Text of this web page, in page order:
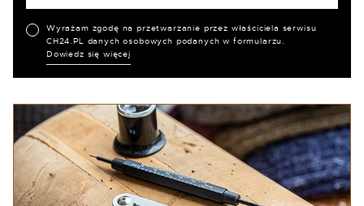
Wyrażam zgodę na przetwarzanie przez właściciela serwisu
CH24.PL danych osobowych podanych w formularzu.
Dowiedz się więcej